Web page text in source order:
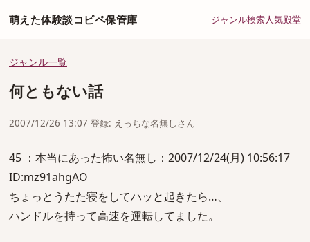
萌えた体験談コピペ保管庫 ジャンル検索人気殿堂
ジャンル一覧
何ともない話
2007/12/26 13:07 登録: えっちな名無しさん
45 ：本当にあった怖い名無し：2007/12/24(月) 10:56:17
ID:mz91ahgAO
ちょっとうたた寝をしてハッと起きたら…、
ハンドルを持って高速を運転してました。